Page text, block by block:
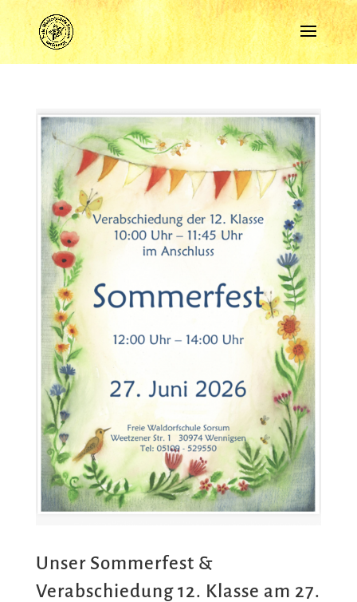
Unser Sommerfest &
Verabschiedung 12. Klasse am 27.